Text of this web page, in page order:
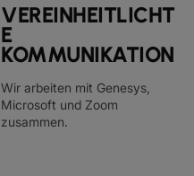
VEREINHEITLICHT
E
KOMMUNIKATION
Wir arbeiten mit Genesys,
Microsoft und Zoom
zusammen.